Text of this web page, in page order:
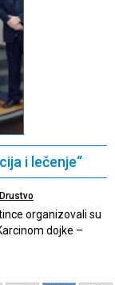
i lečenje“
Drustvo
organizovali su
dojke –